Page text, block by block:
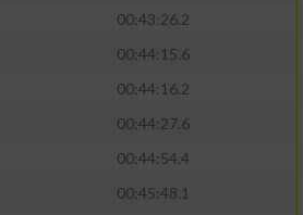
00:43:26.2
00:44:15.6
00:44:16.2
00:44:27.6
00:44:54.4
00:45:48.1